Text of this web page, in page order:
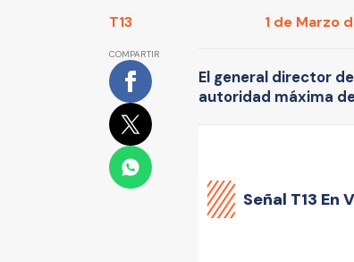
T13 1 de Marzo
COMPARTIR
El general director
autoridad máxima
Señal T13 En